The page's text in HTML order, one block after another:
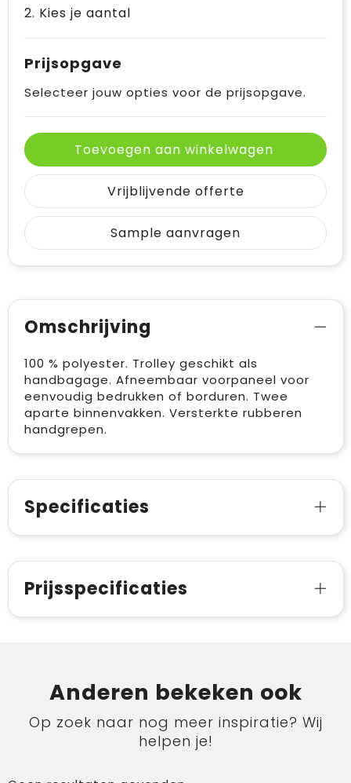
2. Kies je aantal
Prijsopgave
Selecteer jouw opties voor de prijsopgave.
Toevoegen aan winkelwagen
Vrijblijvende offerte
Sample aanvragen
Omschrijving
100 % polyester. Trolley geschikt als
handbagage. Afneembaar voorpaneel voor
eenvoudig bedrukken of borduren. Twee
aparte binnenvakken. Versterkte rubberen
handgrepen.
Specificaties
Prijsspecificaties
Anderen bekeken ook
Op zoek naar nog meer inspiratie? Wij
helpen je!